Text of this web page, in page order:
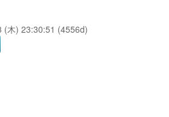
(木) 23:30:51 (4556d)